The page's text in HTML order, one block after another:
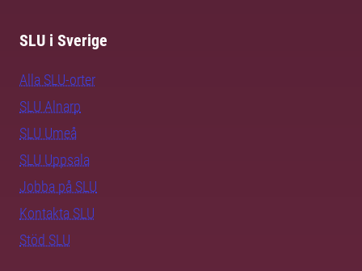
SLU i Sverige
Alla SLU-orter
SLU Alnarp
SLU Umeå
SLU Uppsala
Jobba på SLU
Kontakta SLU
Stöd SLU